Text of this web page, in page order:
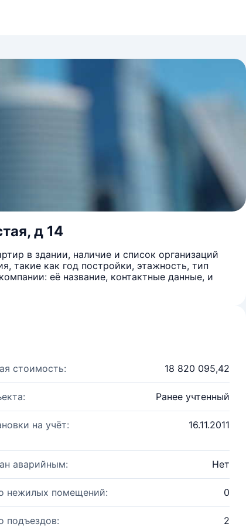
д 14
в здании, наличие и список организаций
такие как год постройки, этажность, тип
её название, контактные данные, и
стоимость: 18 820 095,42
Ранее учтенный
на учёт: 16.11.2011
аварийным: Нет
нежилых помещений: 0
подъездов: 2